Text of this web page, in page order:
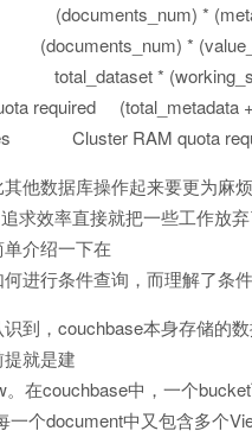
(documents_num) *
*
*
required (total_metadata
Cluster RAM quota
他数据库操作起来要更为麻
求效率直接就把一些工作放
介绍一下在
进行条件查询，而理解了条
到，couchbase本身存储的
就是建
。在couchbase中，一个
一个document中又包含多个